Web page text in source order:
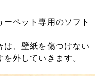
ペット専用のソフト
は、壁紙を傷つけない
外していきます。